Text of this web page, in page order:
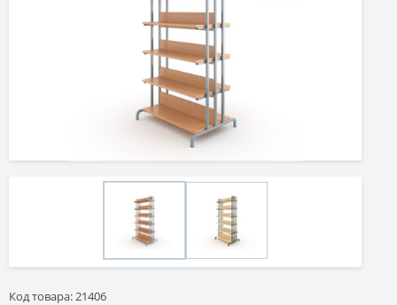
Код товара: 21406